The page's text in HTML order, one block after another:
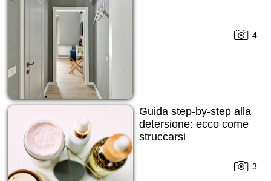
4
Guida step-by-step alla
detersione: ecco come
struccarsi
3